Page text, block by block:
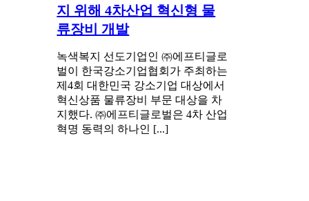
지 위해 4차산업 혁신형 물
류장비 개발
녹색복지 선도기업인 ㈜에프티글로
벌이 한국강소기업협회가 주최하는
제4회 대한민국 강소기업 대상에서
혁신상품 물류장비 부문 대상을 차
지했다. ㈜에프티글로벌은 4차 산업
혁명 동력의 하나인 [...]